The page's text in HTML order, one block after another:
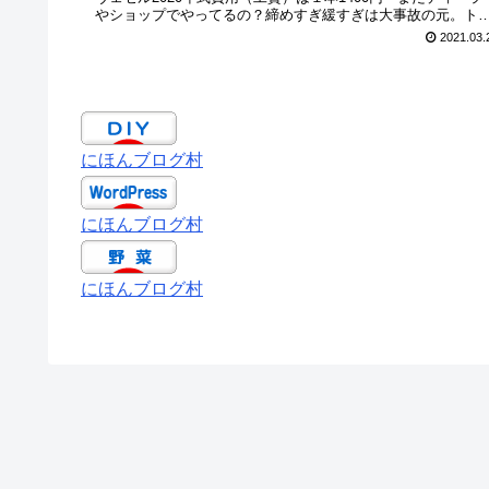
やショップでやってるの？締めすぎ緩すぎは大事故の元。ト
にほんブログ村
にほんブログ村
にほんブログ村